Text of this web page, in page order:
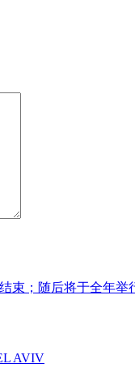
束；随后将于全年举
AVIV